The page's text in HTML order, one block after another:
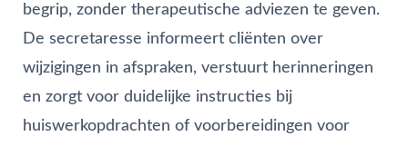
begrip, zonder therapeutische adviezen te geven.
De secretaresse informeert cliënten over
wijzigingen in afspraken, verstuurt herinneringen
en zorgt voor duidelijke instructies bij
huiswerkopdrachten of voorbereidingen voor